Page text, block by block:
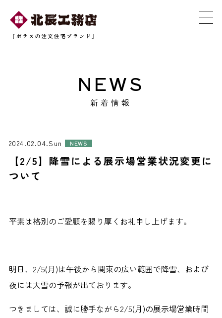
NEWS
新着情報
2024.02.04.Sun NEWS
【2/5】降雪による展示場営業状況変更に
ついて
平素は格別のご愛顧を賜り厚くお礼申し上げます。
明日、2/5(月)は午後から関東の広い範囲で降雪、および
夜には大雪の予報が出ております。
つきましては、誠に勝手ながら2/5(月)の展示場営業時間